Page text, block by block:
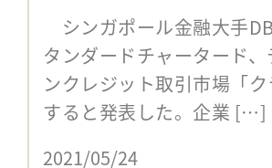
シンガポール金融大手
タンダードチャータード
ンクレジット取引市場「
すると発表した。企業 […]
2021/05/24